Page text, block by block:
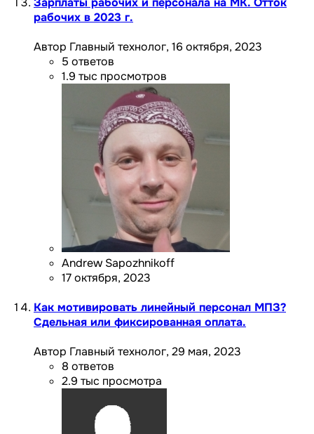
рабочих в 2023 г.
Автор Главный технолог, 16 октября, 2023
5 ответов
1.9 тыс просмотров
Andrew Sapozhnikoff
17 октября, 2023
Как мотивировать линейный персонал МПЗ?
Сдельная или фиксированная оплата.
Автор Главный технолог, 29 мая, 2023
8 ответов
2.9 тыс просмотра